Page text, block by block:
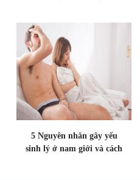
5 Nguyên nhân gây yếu
sinh lý ở nam giới và cách